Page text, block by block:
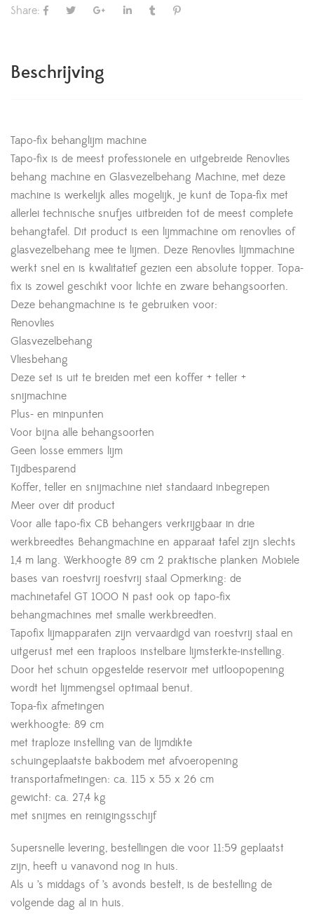
Share:
Beschrijving
Tapo-fix behanglijm machine
Tapo-fix is de meest professionele en uitgebreide Renovlies
behang machine en Glasvezelbehang Machine, met deze
machine is werkelijk alles mogelijk, je kunt de Topa-fix met
allerlei technische snufjes uitbreiden tot de meest complete
behangtafel. Dit product is een lijmmachine om renovlies of
glasvezelbehang mee te lijmen. Deze Renovlies lijmmachine
werkt snel en is kwalitatief gezien een absolute topper. Topa-
fix is zowel geschikt voor lichte en zware behangsoorten.
Deze behangmachine is te gebruiken voor:
Renovlies
Glasvezelbehang
Vliesbehang
Deze set is uit te breiden met een koffer + teller +
snijmachine
Plus- en minpunten
Voor bijna alle behangsoorten
Geen losse emmers lijm
Tijdbesparend
Koffer, teller en snijmachine niet standaard inbegrepen
Meer over dit product
Voor alle tapo-fix CB behangers verkrijgbaar in drie
werkbreedtes Behangmachine en apparaat tafel zijn slechts
1,4 m lang. Werkhoogte 89 cm 2 praktische planken Mobiele
bases van roestvrij roestvrij staal Opmerking: de
machinetafel GT 1000 N past ook op tapo-fix
behangmachines met smalle werkbreedten.
Tapofix lijmapparaten zijn vervaardigd van roestvrij staal en
uitgerust met een traploos instelbare lijmsterkte-instelling.
Door het schuin opgestelde reservoir met uitloopopening
wordt het lijmmengsel optimaal benut.
Topa-fix afmetingen
werkhoogte: 89 cm
met traploze instelling van de lijmdikte
schuingeplaatste bakbodem met afvoeropening
transportafmetingen: ca. 115 x 55 x 26 cm
gewicht: ca. 27,4 kg
met snijmes en reinigingsschijf
Supersnelle levering, bestellingen die voor 11:59 geplaatst
zijn, heeft u vanavond nog in huis.
Als u ’s middags of ’s avonds bestelt, is de bestelling de
volgende dag al in huis.